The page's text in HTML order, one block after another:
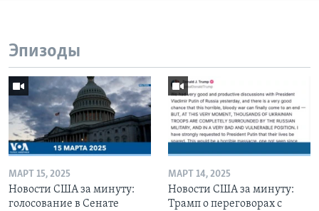
Эпизоды
МАРТ 15, 2025
Новости США за минуту:
голосование в Сенате
МАРТ 14, 2025
Новости США за минуту:
Трамп о переговорах с